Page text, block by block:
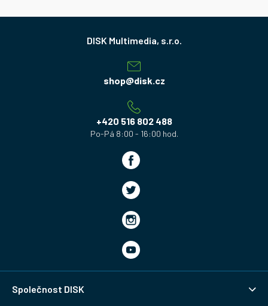
shop@disk.cz
+420 516 802 488
Společnost DISK